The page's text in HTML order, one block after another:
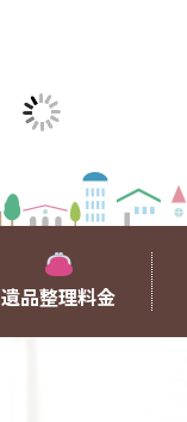
遺品整理料金